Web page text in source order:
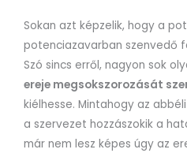
Sokan azt képzelik, hogy a
potenciazavarban szenvedő
Szó sincs erről, nagyon sok
ereje megsokszorozását
kiélhesse. Mintahogy az
a szervezet hozzászokik a
már nem lesz képes úgy az